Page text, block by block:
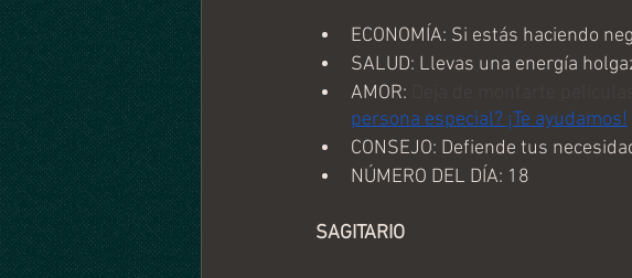
ECONOMÍA: Si estás haciendo
SALUD: Llevas una energía
AMOR:
persona especial? ¡Te ayudamos!
CONSEJO: Defiende tus
NÚMERO DEL DÍA: 18
SAGITARIO